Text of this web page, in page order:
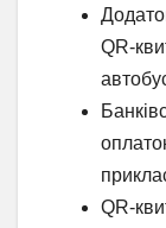
QR-
QR-